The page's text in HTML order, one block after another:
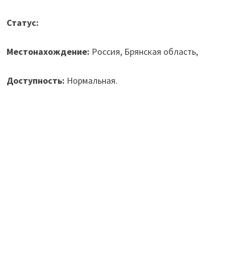
Статус:
Местонахождение: Россия, Брянская область,
Доступность: Нормальная.